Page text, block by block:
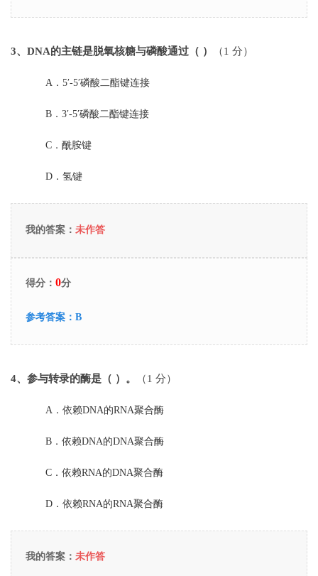
3、DNA的主链是脱氧核糖与磷酸通过（ ） （1 分）
A． 5′-5′磷酸二酯键连接
B． 3′-5′磷酸二酯键连接
C． 酰胺键
D． 氢键
我的答案： 未作答
得分： 0分
参考答案： B
4、参与转录的酶是（ ）。 （1 分）
A． 依赖DNA的RNA聚合酶
B． 依赖DNA的DNA聚合酶
C． 依赖RNA的DNA聚合酶
D． 依赖RNA的RNA聚合酶
我的答案： 未作答